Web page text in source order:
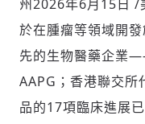
州2026年6月15日 /
於在腫瘤等領域開
先的生物醫藥企業
AAPG；香港聯交
品的17項臨床進展